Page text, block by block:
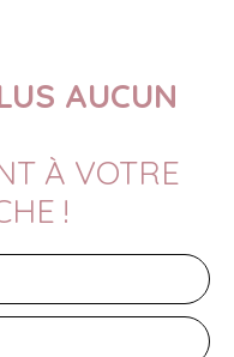
AUCUN
À VOTRE
!